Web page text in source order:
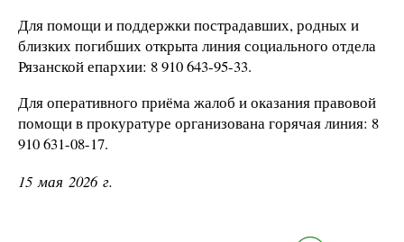
Для помощи и поддержки пострадавших, родных и
близких погибших открыта линия социального отдела
Рязанской епархии: 8 910 643-95-33.
Для оперативного приёма жалоб и оказания правовой
помощи в прокуратуре организована горячая линия: 8
910 631-08-17.
15 мая 2026 г.